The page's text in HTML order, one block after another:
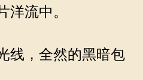
流中。
线，全然的黑暗包